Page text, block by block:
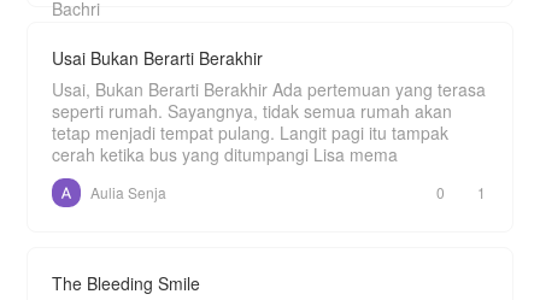
hanya di NOVEL TOON
Usai Bukan Berarti Berakhir
Usai, Bukan Berarti Berakhir Ada pertemuan yang terasa
seperti rumah. Sayangnya, tidak semua rumah akan
tetap menjadi tempat pulang. Langit pagi itu tampak
cerah ketika bus yang ditumpangi Lisa mema
Aulia Senja 0 1
The Bleeding Smile